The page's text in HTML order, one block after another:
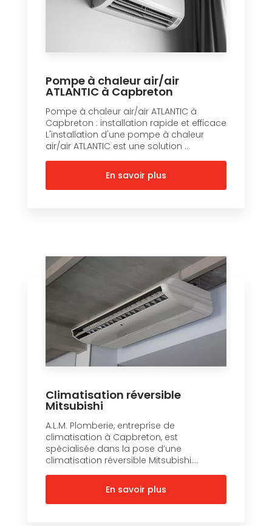
Pompe à chaleur air/air
ATLANTIC à Capbreton
Pompe à chaleur air/air ATLANTIC à
Capbreton : installation rapide et efficace
L'installation d'une pompe à chaleur
air/air ATLANTIC est une solution ...
En savoir plus
Climatisation réversible
Mitsubishi
A.L.M. Plomberie, entreprise de
climatisation à Capbreton, est
spécialisée dans la pose d’une
climatisation réversible Mitsubishi....
En savoir plus